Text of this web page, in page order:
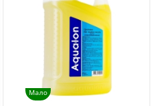
Мало